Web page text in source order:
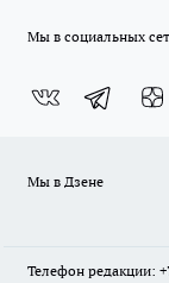
Мы в социальных
Мы в Дзене
Телефон редакции: